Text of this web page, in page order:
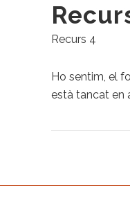
Recurs 4
Ho sentim, el
està tancat en